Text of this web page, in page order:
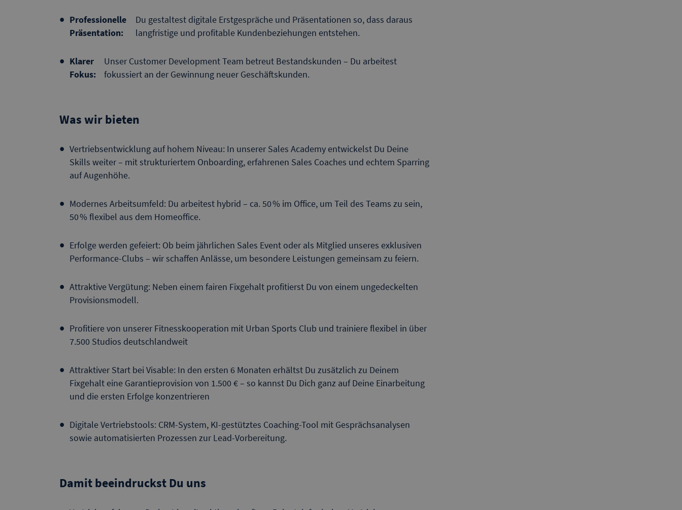
Professionelle
Präsentation:
Du gestaltest digitale Erstgespräche und Präsentationen so, dass daraus
langfristige und profitable Kundenbeziehungen entstehen.
Klarer
Fokus:
Unser Customer Development Team betreut Bestandskunden – Du arbeitest
fokussiert an der Gewinnung neuer Geschäftskunden.
Was wir bieten
Vertriebsentwicklung auf hohem Niveau: In unserer Sales Academy entwickelst Du Deine
Skills weiter – mit strukturiertem Onboarding, erfahrenen Sales Coaches und echtem Sparring
auf Augenhöhe.
Modernes Arbeitsumfeld: Du arbeitest hybrid – ca. 50 % im Office, um Teil des Teams zu sein,
50 % flexibel aus dem Homeoffice.
Erfolge werden gefeiert: Ob beim jährlichen Sales Event oder als Mitglied unseres exklusiven
Performance-Clubs – wir schaffen Anlässe, um besondere Leistungen gemeinsam zu feiern.
Attraktive Vergütung: Neben einem fairen Fixgehalt profitierst Du von einem ungedeckelten
Provisionsmodell.
Profitiere von unserer Fitnesskooperation mit Urban Sports Club und trainiere flexibel in über
7.500 Studios deutschlandweit
Attraktiver Start bei Visable: In den ersten 6 Monaten erhältst Du zusätzlich zu Deinem
Fixgehalt eine Garantieprovision von 1.500 € – so kannst Du Dich ganz auf Deine Einarbeitung
und die ersten Erfolge konzentrieren
Digitale Vertriebstools: CRM-System, KI-gestütztes Coaching-Tool mit Gesprächsanalysen
sowie automatisierten Prozessen zur Lead-Vorbereitung.
Damit beeindruckst Du uns